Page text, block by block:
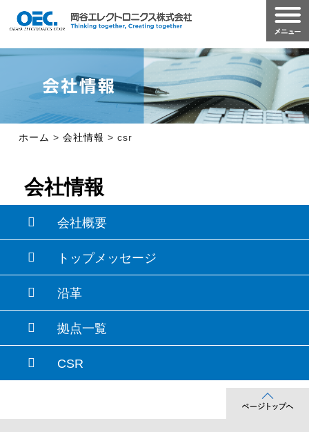
ホーム >会社情報 >csr
会社情報
会社概要
トップメッセージ
沿革
拠点一覧
CSR